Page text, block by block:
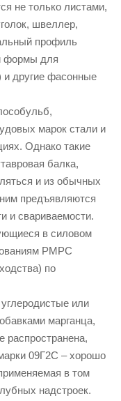
не только листами,
швеллер,
профиль
формы для
и другие фасонные
марок стали и
Однако такие
балка,
и из обычных
предъявляются
и свариваемости.
в силовом
РМРС
по
или
марганца,
распространена,
09Г2С – хорошо
в том
надстроек.